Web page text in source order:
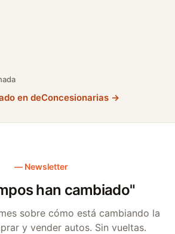
en deConcesionarias →
Newsletter
han cambiado"
sobre cómo está cambiando la
y vender autos. Sin vueltas.